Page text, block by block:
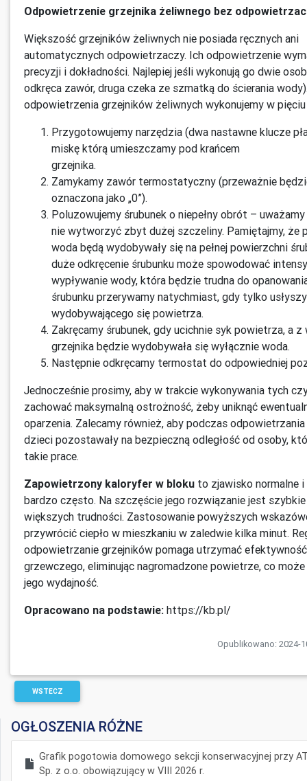
Odpowietrzenie grzejnika żeliwnego bez
Większość grzejników żeliwnych nie posiada ręcznych ani
automatycznych odpowietrzaczy. Ich odpowietrzenie
precyzji i dokładności. Najlepiej jeśli wykonują go dwie
odkręca zawór, druga czeka ze szmatką do ścierania
odpowietrzenia grzejników żeliwnych wykonujemy w pięciu
Przygotowujemy narzędzia (dwa nastawne klucze
miskę którą umieszczamy pod krańcem
grzejnika.
Zamykamy zawór termostatyczny (przeważnie
oznaczona jako „0”).
Poluzowujemy śrubunek o niepełny obrót –
nie wytworzyć zbyt dużej szczeliny. Pamiętajmy, że
woda będą wydobywały się na pełnej powierzchni
duże odkręcenie śrubunku może spowodować
wypływanie wody, która będzie trudna do
śrubunku przerywamy natychmiast, gdy tylko
wydobywającego się powietrza.
Zakręcamy śrubunek, gdy ucichnie syk powietrza, a z
grzejnika będzie wydobywała się wyłącznie woda.
Następnie odkręcamy termostat do odpowiedniej
Jednocześnie prosimy, aby w trakcie wykonywania tych
zachować maksymalną ostrożność, żeby uniknąć
oparzenia. Zalecamy również, aby podczas
dzieci pozostawały na bezpieczną odległość od osoby,
takie prace.
Zapowietrzony kaloryfer w bloku to zjawisko normalne
bardzo często. Na szczęście jego rozwiązanie jest
większych trudności. Zastosowanie powyższych
przywrócić ciepło w mieszkaniu w zaledwie kilka minut.
odpowietrzanie grzejników pomaga utrzymać
grzewczego, eliminując nagromadzone powietrze, co może
jego wydajność.
Opracowano na podstawie: https://kb.pl/
Opublikowano: 2024-
WSTECZ
OGŁOSZENIA RÓŻNE
Grafik pogotowia domowego sekcji konserwacyjnej przy
Sp. z o.o. obowiązujący w VIII 2026 r.